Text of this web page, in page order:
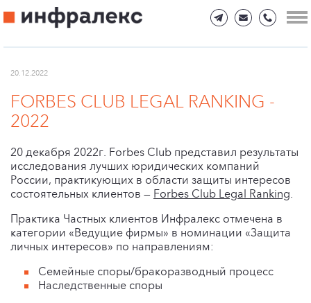
20.12.2022
FORBES CLUB LEGAL RANKING -
2022
20 декабря 2022г. Forbes Club представил результаты
исследования лучших юридических компаний
России, практикующих в области защиты интересов
состоятельных клиентов — Forbes Club Legal Ranking.
Практика Частных клиентов Инфралекс отмечена в
категории «Ведущие фирмы» в номинации «Защита
личных интересов» по направлениям:
Семейные споры/бракоразводный процесс
Наследственные споры